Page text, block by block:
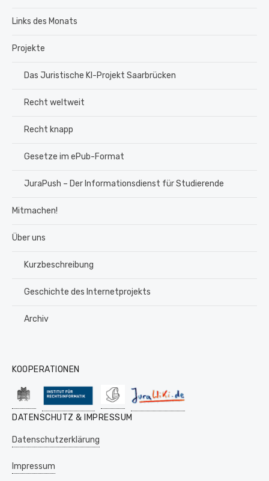
Links des Monats
Projekte
Das Juristische KI-Projekt Saarbrücken
Recht weltweit
Recht knapp
Gesetze im ePub-Format
JuraPush – Der Informationsdienst für Studierende
Mitmachen!
Über uns
Kurzbeschreibung
Geschichte des Internetprojekts
Archiv
KOOPERATIONEN
DATENSCHUTZ & IMPRESSUM
Datenschutzerklärung
Impressum